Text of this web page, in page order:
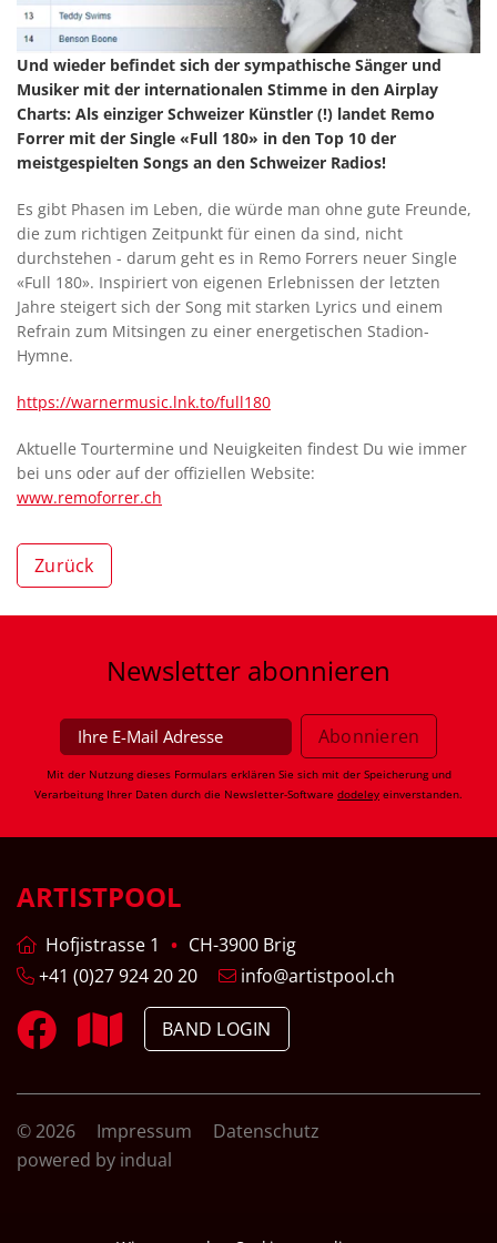
Und wieder befindet sich der sympathische Sänger und
Musiker mit der internationalen Stimme in den Airplay
Charts: Als einziger Schweizer Künstler (!) landet Remo
Forrer mit der Single «Full 180» in den Top 10 der
meistgespielten Songs an den Schweizer Radios!
Es gibt Phasen im Leben, die würde man ohne gute Freunde,
die zum richtigen Zeitpunkt für einen da sind, nicht
durchstehen - darum geht es in Remo Forrers neuer Single
«Full 180». Inspiriert von eigenen Erlebnissen der letzten
Jahre steigert sich der Song mit starken Lyrics und einem
Refrain zum Mitsingen zu einer energetischen Stadion-
Hymne.
https://warnermusic.lnk.to/full180
Aktuelle Tourtermine und Neuigkeiten findest Du wie immer
bei uns oder auf der offiziellen Website:
www.remoforrer.ch
Zurück
Newsletter abonnieren
Mit der Nutzung dieses Formulars erklären Sie sich mit der Speicherung und
Verarbeitung Ihrer Daten durch die Newsletter-Software dodeley einverstanden.
ARTISTPOOL
Hofjistrasse 1
CH-3900 Brig
+41 (0)27 924 20 20
info@artistpool.ch
BAND LOGIN
© 2026 Impressum
Datenschutz
powered by indual